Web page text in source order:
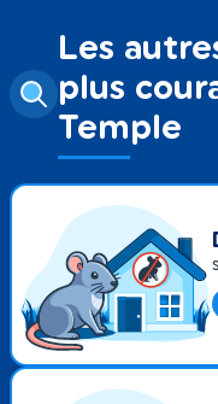
Les
plus
Temple